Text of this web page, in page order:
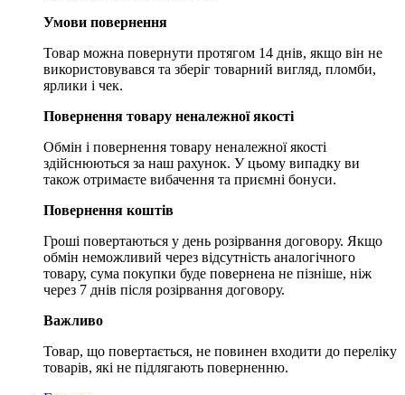
Умови повернення
Товар можна повернути протягом 14 днів, якщо він не
використовувався та зберіг товарний вигляд, пломби,
ярлики і чек.
Повернення товару неналежної якості
Обмін і повернення товару неналежної якості
здійснюються за наш рахунок. У цьому випадку ви
також отримаєте вибачення та приємні бонуси.
Повернення коштів
Гроші повертаються у день розірвання договору. Якщо
обмін неможливий через відсутність аналогічного
товару, сума покупки буде повернена не пізніше, ніж
через 7 днів після розірвання договору.
Важливо
Товар, що повертається, не повинен входити до переліку
товарів, які не підлягають поверненню.